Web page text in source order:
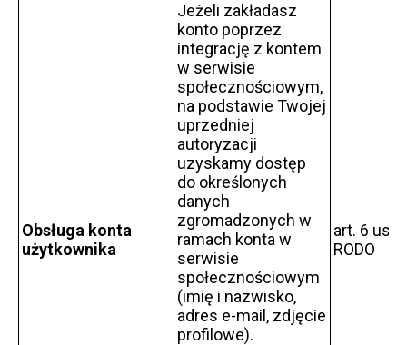
Obsługa konta
użytkownika
Jeżeli zakładasz
konto poprzez
integrację z kontem
w serwisie
społecznościowym,
na podstawie Twojej
uprzedniej
autoryzacji
uzyskamy dostęp
do określonych
danych
zgromadzonych w
ramach konta w
serwisie
społecznościowym
(imię i nazwisko,
adres e-mail, zdjęcie
profilowe).
art. 6 ust.
RODO